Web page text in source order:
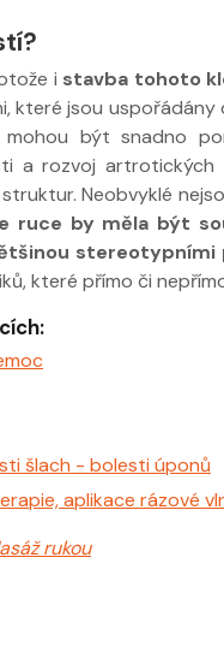
i stavba tohoto
které jsou
být snadno
a rozvoj
Neobvyklé
ruce by měla být
které přímo či
šlach - bolesti úponů
aplikace rázové
rukou